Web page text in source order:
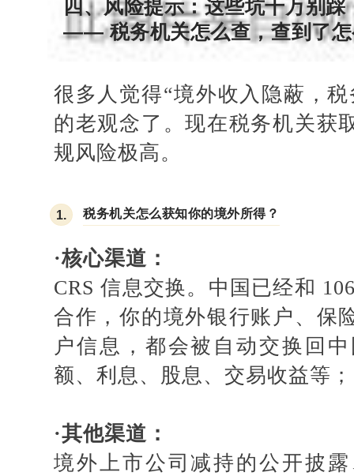
四、风险提示：这些坑千万别踩
—— 税务机关怎么查，查到了怎
很多人觉得“境外收入隐蔽，
的老观念了。现在税务机关获
规风险极高。
1. 税务机关怎么获知你的境外所得？
·核心渠道：
CRS 信息交换。中国已经和
合作，你的境外银行账户、保
户信息，都会被自动交换回
额、利息、股息、交易收益等；
·其他渠道：
境外上市公司减持的公开披